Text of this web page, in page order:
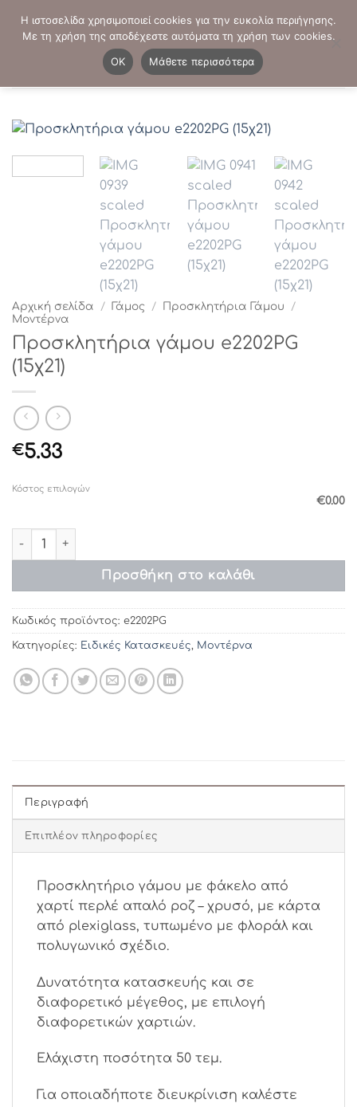
στο
ΤΗΛΕΦΩΝΙΚΕΣ ΠΑΡΑΓΓΕΛΙΕΣ: - 2103821941
Αρχική σελίδα / Γάμος / Προσκλητήρια Γάμου
/
Μοντέρνα
Προσκλητήρια γάμου e2202PG
(15χ21)
€5.33
Κόστος επιλογών
€0.00
Προσκλητήρια γάμου e2202PG (15χ21) ποσότητα
Προσθήκη στο καλάθι
Κωδικός προϊόντος: e2202PG
Κατηγορίες: Ειδικές Κατασκευές, Μοντέρνα
Περιγραφή
Επιπλέον πληροφορίες
Προσκλητήριο γάμου με φάκελο από
χαρτί περλέ απαλό ροζ – χρυσό, με κάρτα
από plexiglass, τυπωμένο με φλοράλ και
πολυγωνικό σχέδιο.
Δυνατότητα κατασκευής και σε
διαφορετικό μέγεθος, με επιλογή
διαφορετικών χαρτιών.
Ελάχιστη ποσότητα 50 τεμ.
Για οποιαδήποτε διευκρίνιση καλέστε
Η ιστοσελίδα χρησιμοποιεί cookies για την ευκολία περιήγησης.
Με τη χρήση της αποδέχεστε αυτόματα τη χρήση των cookies.
OK
Μάθετε περισσότερα